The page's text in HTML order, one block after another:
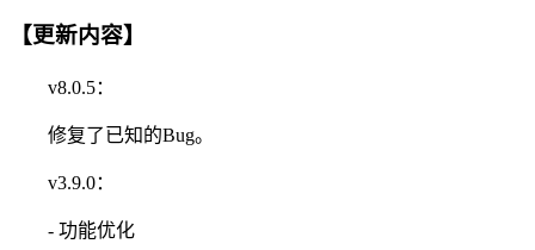
【更新内容】
v8.0.5：
修复了已知的Bug。
v3.9.0：
- 功能优化